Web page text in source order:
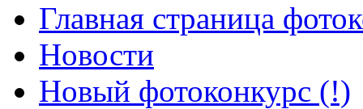
Главная страница
Новости
Новый фотоконкурс (!)